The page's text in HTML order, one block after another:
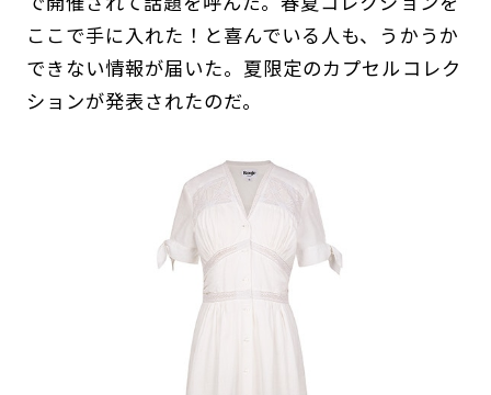
ここで手に入れた！と喜んでいる人も、うかうか
できない情報が届いた。夏限定のカプセルコレク
ションが発表されたのだ。